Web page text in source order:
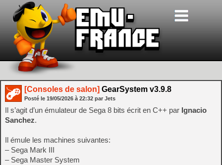
[Consoles de salon] GearSystem v3.9.8
Posté le 19/05/2026 à 22:32 par Jets
Il s’agit d’un émulateur de Sega 8 bits écrit en C++ par Ignacio
Sanchez.
Il émule les machines suivantes:
– Sega Mark III
– Sega Master System